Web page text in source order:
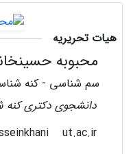
هیات تحریریه
محبوبه
سم شناسی - کنه
دانشجوی دکتری کنه
ut.ac.ir